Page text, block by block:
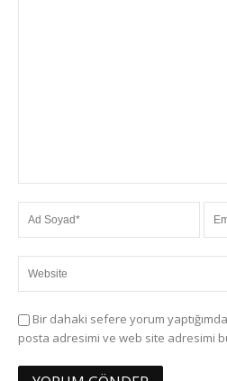
Bir dahaki sefere yorum
posta adresimi ve web site adresimi